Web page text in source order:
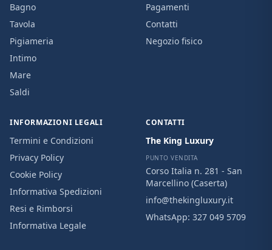
Bagno
Tavola
Pigiameria
Intimo
Mare
Saldi
Pagamenti
Contatti
Negozio fisico
INFORMAZIONI LEGALI
Termini e Condizioni
Privacy Policy
Cookie Policy
Informativa Spedizioni
Resi e Rimborsi
Informativa Legale
CONTATTI
The King Luxury
PUNTO VENDITA
Corso Italia n. 281 - San
Marcellino (Caserta)
info@thekingluxury.it
WhatsApp: 327 049 5709